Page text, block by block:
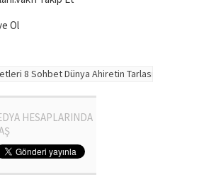
Ol
8 Sohbet Dünya Ahiretin Tarlasıdır
HESAPLARINDA